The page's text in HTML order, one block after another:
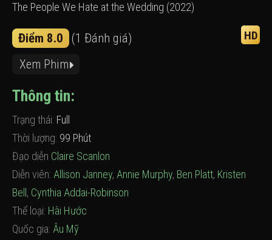
The People We Hate at the Wedding (2022)
Điểm 8.0 (1 Đánh giá) HD
Xem Phim
Thông tin:
Trạng thái: Full
Thời lượng: 99 Phút
Đạo diễn Claire Scanlon
Diễn viên: Allison Janney, Annie Murphy, Ben Platt, Kristen
Bell , Cynthia Addai-Robinson
Thể loại: Hài Hước
Quốc gia: Âu Mỹ